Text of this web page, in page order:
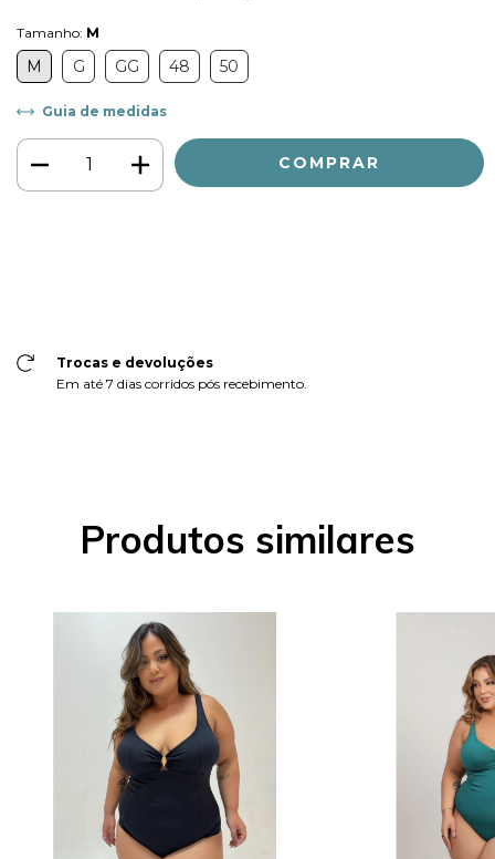
Tamanho: M
M G GG 48 50
Guia de medidas
Trocas e devoluções
Em até 7 dias corridos pós recebimento.
Produtos similares